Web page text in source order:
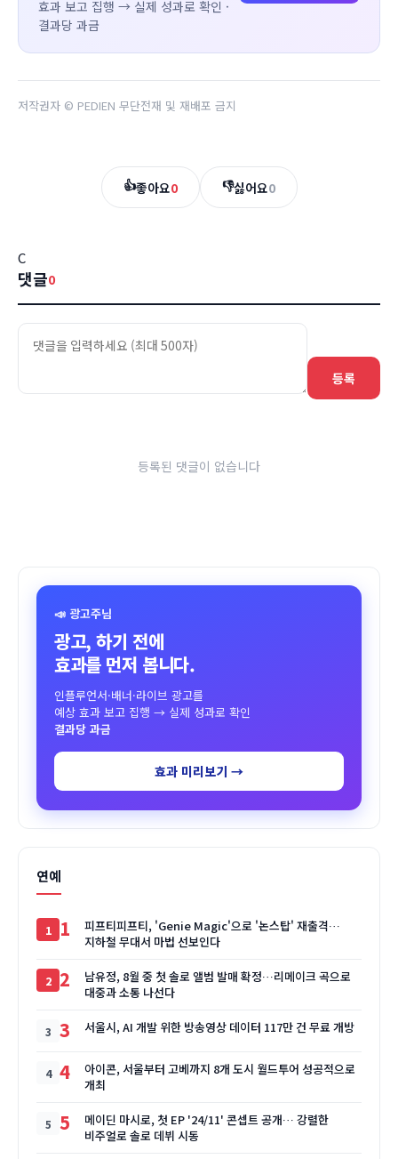
효과 보고 집행 → 실제 성과로 확인 ·
결과당 과금
저작권자 © PEDIEN 무단전재 및 재배포 금지
👍좋아요0 👎싫어요0
C
댓글0
등록
등록된 댓글이 없습니다
📣 광고주님
광고, 하기 전에
효과를 먼저 봅니다.
인플루언서·배너·라이브 광고를
예상 효과 보고 집행 → 실제 성과로 확인
결과당 과금
효과 미리보기 →
연예
1
피프티피프티, 'Genie Magic'으로 '논스탑' 재출격…
지하철 무대서 마법 선보인다
2
남유정, 8월 중 첫 솔로 앨범 발매 확정…리메이크 곡으로
대중과 소통 나선다
3 서울시, AI 개발 위한 방송영상 데이터 117만 건 무료 개방
4
아이콘, 서울부터 고베까지 8개 도시 월드투어 성공적으로
개최
5
메이딘 마시로, 첫 EP '24/11' 콘셉트 공개… 강렬한
비주얼로 솔로 데뷔 시동